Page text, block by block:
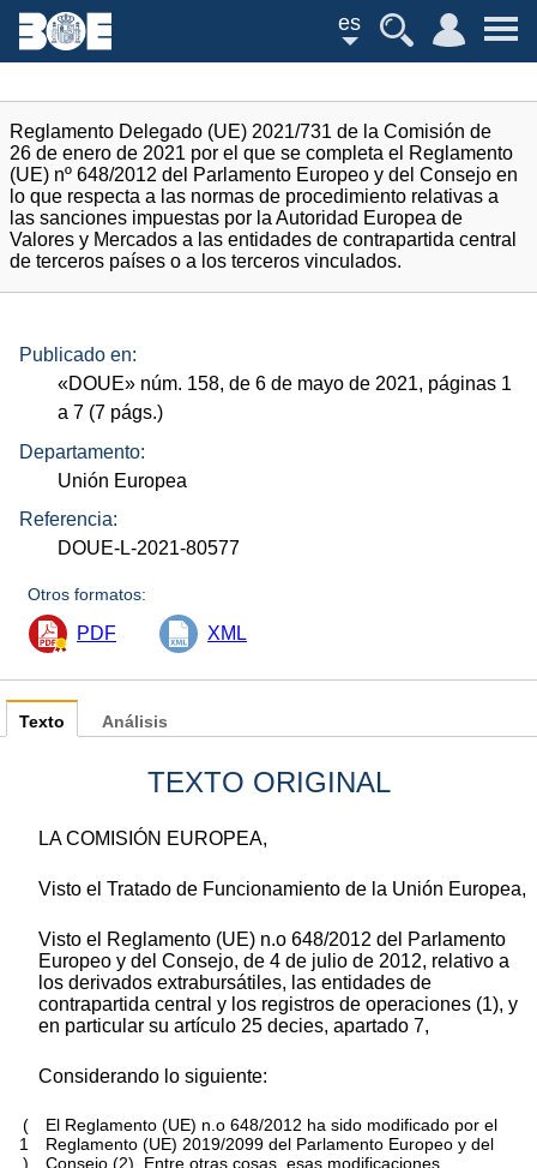
es
Reglamento Delegado (UE) 2021/731 de la Comisión de
26 de enero de 2021 por el que se completa el Reglamento
(UE) nº 648/2012 del Parlamento Europeo y del Consejo en
lo que respecta a las normas de procedimiento relativas a
las sanciones impuestas por la Autoridad Europea de
Valores y Mercados a las entidades de contrapartida central
de terceros países o a los terceros vinculados.
Publicado en:
«DOUE» núm. 158, de 6 de mayo de 2021, páginas 1
a 7 (7 págs.)
Departamento:
Unión Europea
Referencia:
DOUE-L-2021-80577
Otros formatos:
PDF XML
Texto
TEXTO ORIGINAL
LA COMISIÓN EUROPEA,
Visto el Tratado de Funcionamiento de la Unión Europea,
Visto el Reglamento (UE) n.o 648/2012 del Parlamento
Europeo y del Consejo, de 4 de julio de 2012, relativo a
los derivados extrabursátiles, las entidades de
contrapartida central y los registros de operaciones (1), y
en particular su artículo 25 decies, apartado 7,
Considerando lo siguiente:
(
1
)
El Reglamento (UE) n.o 648/2012 ha sido modificado por el
Reglamento (UE) 2019/2099 del Parlamento Europeo y del
Consejo(2). Entre otras cosas, esas modificaciones
Análisis